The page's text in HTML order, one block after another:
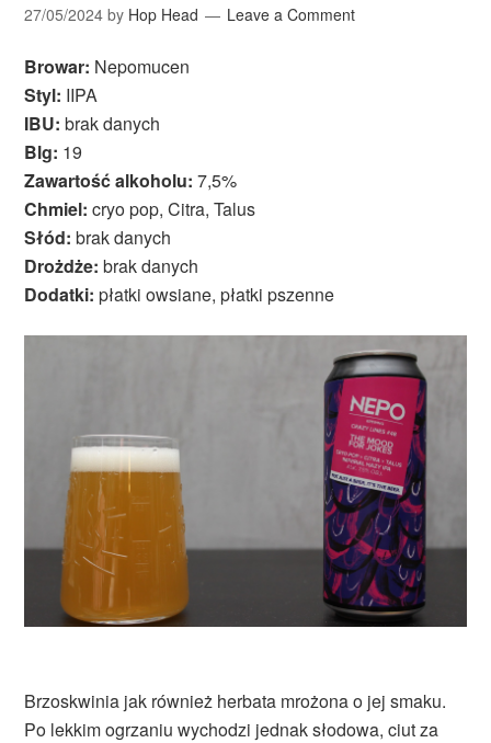
27/05/2024 by Hop Head Leave a Comment
Browar: Nepomucen
Styl: IIPA
IBU: brak danych
Blg: 19
Zawartość alkoholu: 7,5%
Chmiel: cryo pop, Citra, Talus
Słód: brak danych
Drożdże: brak danych
Dodatki: płatki owsiane, płatki pszenne
Brzoskwinia jak również herbata mrożona o jej smaku.
Po lekkim ogrzaniu wychodzi jednak słodowa, ciut za